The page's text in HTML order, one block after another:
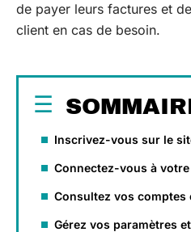
de payer leurs factures et
client en cas de besoin.
Inscrivez-vous sur le
Connectez-vous à
Consultez vos comptes
Gérez vos paramètres